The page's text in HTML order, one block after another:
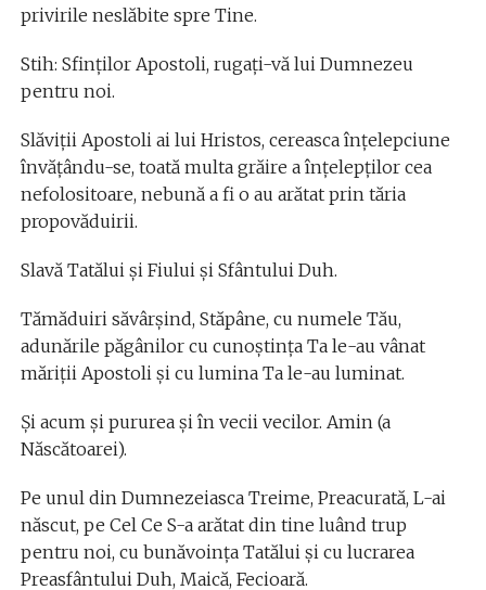
privirile neslăbite spre Tine.
Stih: Sfinţilor Apostoli, rugaţi-vă lui Dumnezeu
pentru noi.
Slăviţii Apostoli ai lui Hristos, cereasca înţelepciune
învăţându-se, toată multa grăire a înţelepţilor cea
nefolositoare, nebună a fi o au arătat prin tăria
propovăduirii.
Slavă Tatălui şi Fiului şi Sfântului Duh.
Tămăduiri săvârşind, Stăpâne, cu numele Tău,
adunările păgânilor cu cunoştinţa Ta le-au vânat
măriţii Apostoli şi cu lumina Ta le-au luminat.
Şi acum şi pururea şi în vecii vecilor. Amin (a
Născătoarei).
Pe unul din Dumnezeiasca Treime, Preacurată, L-ai
născut, pe Cel Ce S-a arătat din tine luând trup
pentru noi, cu bunăvoinţa Tatălui şi cu lucrarea
Preasfântului Duh, Maică, Fecioară.